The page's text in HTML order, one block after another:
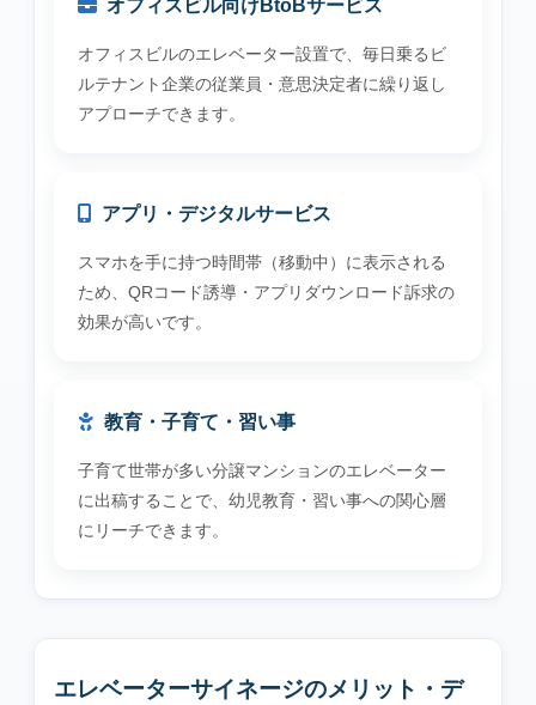
オフィスビル向けBtoBサービス
オフィスビルのエレベーター設置で、毎日乗るビ
ルテナント企業の従業員・意思決定者に繰り返し
アプローチできます。
アプリ・デジタルサービス
スマホを手に持つ時間帯（移動中）に表示される
ため、QRコード誘導・アプリダウンロード訴求の
効果が高いです。
教育・子育て・習い事
子育て世帯が多い分譲マンションのエレベーター
に出稿することで、幼児教育・習い事への関心層
にリーチできます。
エレベーターサイネージのメリット・デ